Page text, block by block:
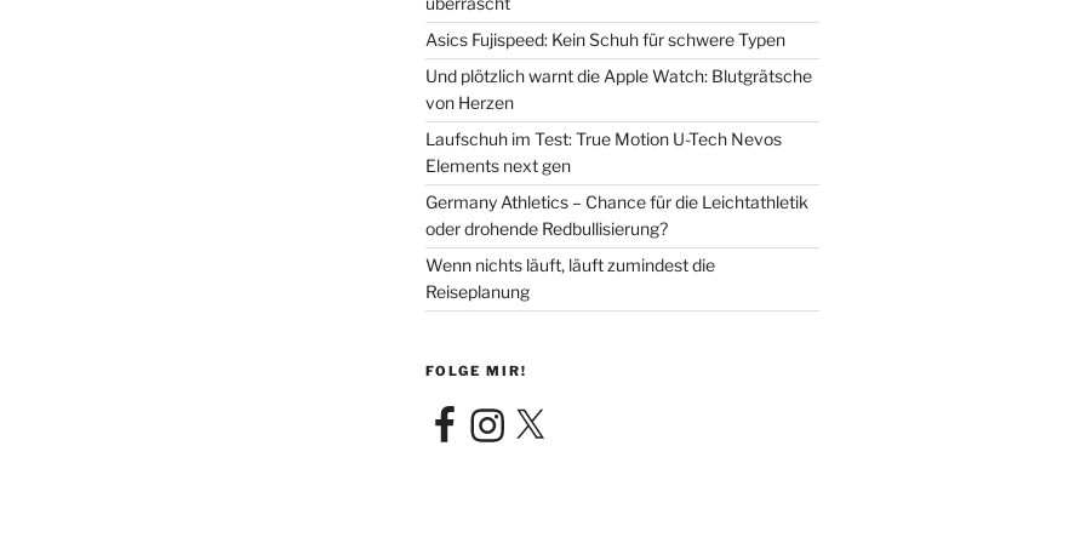
Asics Fujispeed: Kein Schuh für schwere Typen
Und plötzlich warnt die Apple Watch: Blutgrätsche
von Herzen
Laufschuh im Test: True Motion U-Tech Nevos
Elements next gen
Germany Athletics – Chance für die Leichtathletik
oder drohende Redbullisierung?
Wenn nichts läuft, läuft zumindest die
Reiseplanung
FOLGE MIR!
FacebookInstagram
X